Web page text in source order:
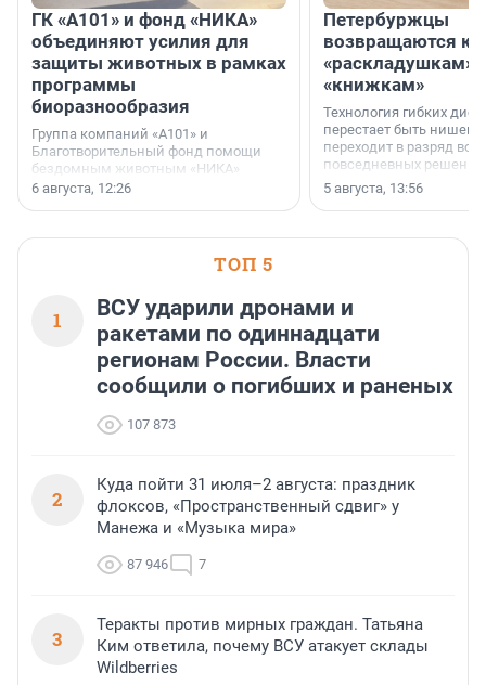
ГК «А101» и фонд «НИКА»
объединяют усилия для
защиты животных в рамках
программы
биоразнообразия
Группа компаний «А101» и
Благотворительный фонд помощи
бездомным животным «НИКА»
заключили соглашение о
6 августа, 12:26
Петербуржцы
возвращаются к
«раскладушкам»
«книжкам»
Технология гибких
перестает быть
переходит в разряд
повседневных
5 августа, 13:56
ТОП 5
1
ВСУ ударили дронами и
ракетами по одиннадцати
регионам России. Власти
сообщили о погибших и раненых
107 873
2
Куда пойти 31 июля–2 августа: праздник
флоксов, «Пространственный сдвиг» у
Манежа и «Музыка мира»
87 946 7
3
Теракты против мирных граждан. Татьяна
Ким ответила, почему ВСУ атакует склады
Wildberries